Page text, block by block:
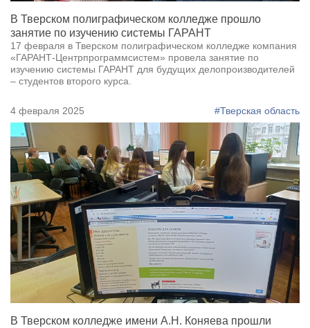
В Тверском полиграфическом колледже прошло
занятие по изучению системы ГАРАНТ
17 февраля в Тверском полиграфическом колледже компания
«ГАРАНТ-Центрпрограммсистем» провела занятие по
изучению системы ГАРАНТ для будущих делопроизводителей
– студентов второго курса.
4 февраля 2025 #Тверская область
В Тверском колледже имени А.Н. Коняева прошли